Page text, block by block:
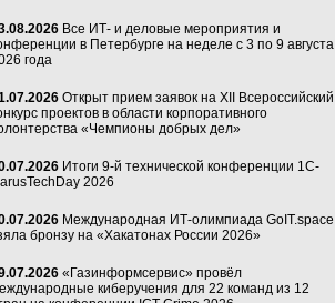
Все ИТ- и деловые мероприятия и
в Петербурге на неделе с 3 по 9 августа
года
Открыт прием заявок на XII Всероссийский
проектов в области корпоративного
«Чемпионы добрых дел»
Итоги 9-й технической конференции 1C-
2026
Международная ИТ-олимпиада GoIT.space
бронзу на «Хакатонах России 2026»
«Газинформсервис» провёл
киберучения для 22 команд из 12